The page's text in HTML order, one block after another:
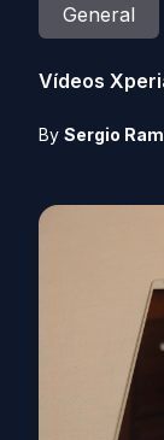
General
Vídeos
By Sergio